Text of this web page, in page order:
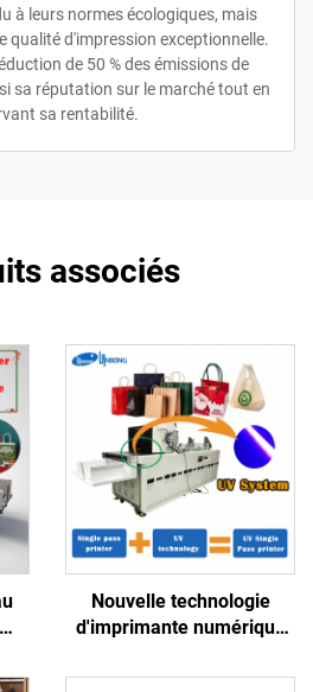
à leurs normes écologiques, mais
qualité d'impression exceptionnelle.
de 50 % des émissions de
sa réputation sur le marché tout en
sa rentabilité.
associés
Nouvelle technologie
d'imprimante numérique
en plastique, sac-cadeau,